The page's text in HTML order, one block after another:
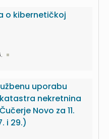
o kibernetičkoj
uporabu
nekretnina
Novo za 11.
i 29.)